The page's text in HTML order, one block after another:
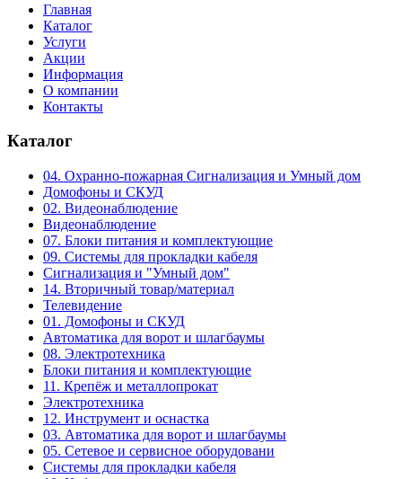
Главная
Каталог
Услуги
Акции
Информация
О компании
Контакты
Каталог
04. Охранно-пожарная Сигнализация и Умный дом
Домофоны и СКУД
02. Видеонаблюдение
Видеонаблюдение
07. Блоки питания и комплектующие
09. Системы для прокладки кабеля
Сигнализация и "Умный дом"
14. Вторичный товар/материал
Телевидение
01. Домофоны и СКУД
Автоматика для ворот и шлагбаумы
08. Электротехника
Блоки питания и комплектующие
11. Крепёж и металлопрокат
Электротехника
12. Инструмент и оснастка
03. Автоматика для ворот и шлагбаумы
05. Сетевое и сервисное оборудовани
Системы для прокладки кабеля